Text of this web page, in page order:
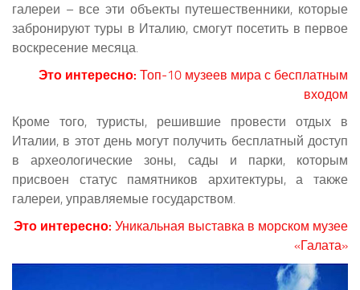
галереи – все эти объекты путешественники, которые
забронируют туры в Италию, смогут посетить в первое
воскресение месяца.
Это интересно: Топ-10 музеев мира с бесплатным
входом
Кроме того, туристы, решившие провести отдых в
Италии, в этот день могут получить бесплатный доступ
в археологические зоны, сады и парки, которым
присвоен статус памятников архитектуры, а также
галереи, управляемые государством.
Это интересно: Уникальная выставка в морском музее
«Галата»